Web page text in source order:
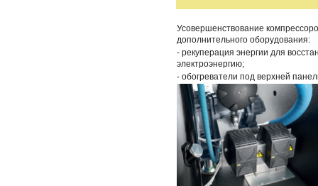
Усовершенствование
дополнительного оборудования:
- рекуперация энергии для
электроэнергию;
- обогреватели под верхней